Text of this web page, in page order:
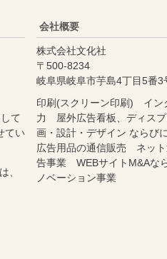
て
てい
、
会社概要
株式会社文化社
500-8234
岐阜県岐阜市芋島4丁目5番3
印刷(スクリーン印刷) イン
力 屋外広告看板、ディスプ
画・設計・デザイン ならび
広告用品の通信販売 ネッ
告事業 WEBサイトM&Aな
ノベーション事業